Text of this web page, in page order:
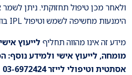
ולאחר מכן טיפול תחזוקתי. ניתן
הימנעות מחשיפה לשמש וטיפול IPL בודד אחת לחצי שנה.
מידע זה אינו מהווה תחליף לייעוץ
מומחה, לייעוץ אישי ולמידע נוסף:
אסתטית וטיפולי לייזר 03-6972424